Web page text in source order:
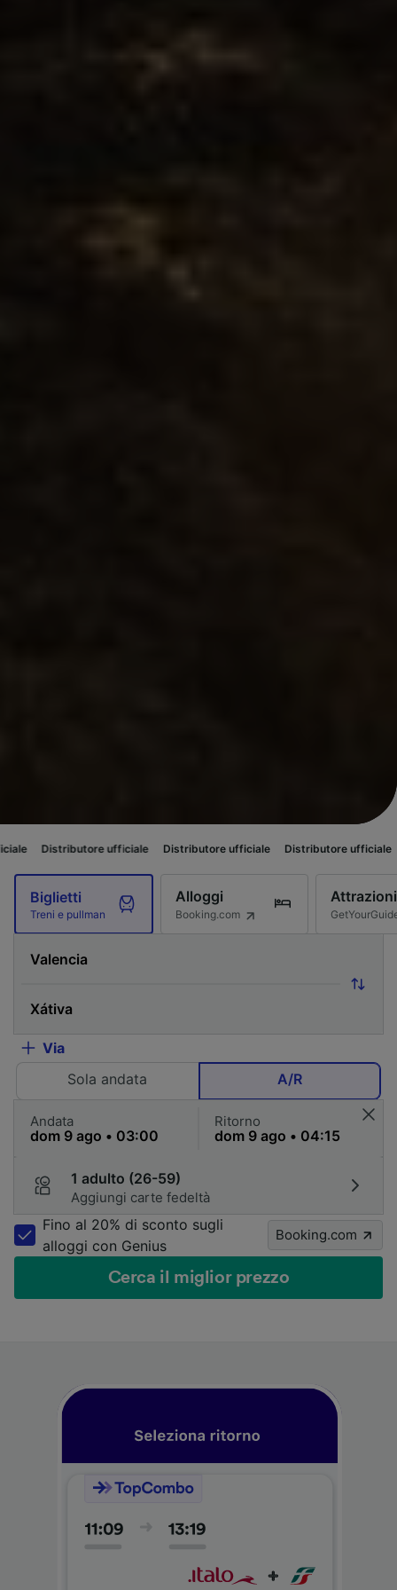
ufficiale Distributore ufficiale Distributore ufficiale
Biglietti
Treni e pullman
Alloggi
Booking.com
Attrazioni
Via
Sola andata
A/R
Andata Ritorno
1 adulto (26-59)
Aggiungi carte fedeltà
Fino al 20% di sconto sugli
alloggi con Genius
Booking.com
Cerca il miglior prezzo